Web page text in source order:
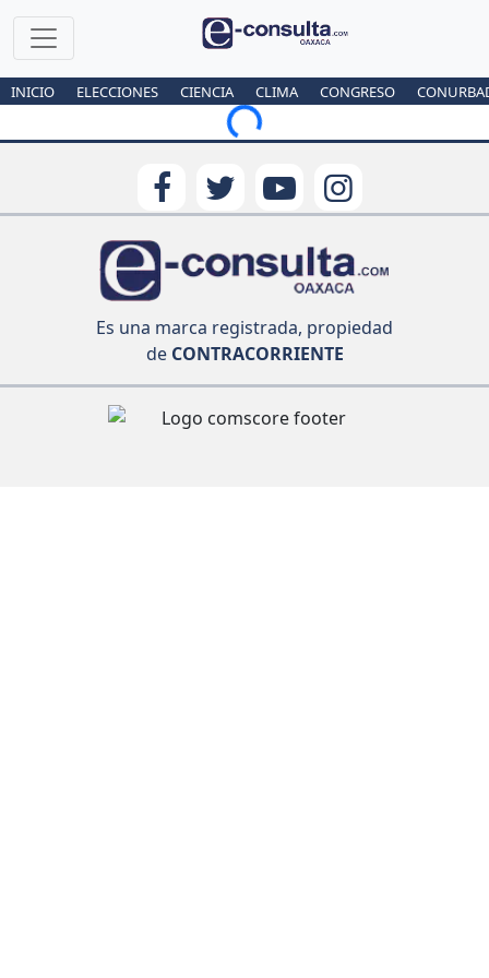
INICIO ELECCIONES CIENCIA CLIMA CONGRESO
Loading...
Es una marca registrada, propiedad
deCONTRACORRIENTE